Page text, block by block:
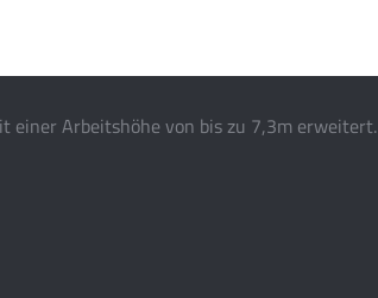
einer Arbeitshöhe von bis zu 7,3m erweitert.